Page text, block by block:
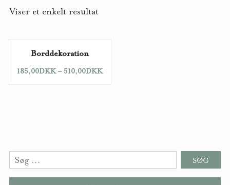
Viser et enkelt resultat
Borddekoration
185,00DKK– 510,00DKK
Søg